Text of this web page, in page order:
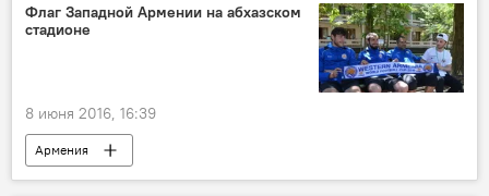
Флаг Западной Армении на абхазском
стадионе
8 июня 2016, 16:39
Армения